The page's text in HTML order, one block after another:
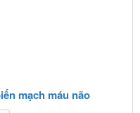
mạch máu não